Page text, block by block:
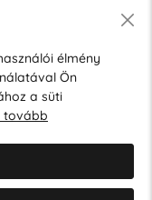
célú kezeléséhez.
szabályzat.
élmény
Ön
a süti
tovább